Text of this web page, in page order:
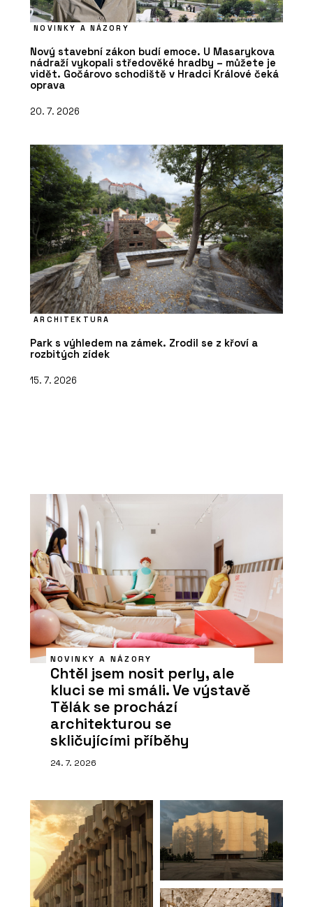
NOVINKY A NÁZORY
Nový stavební zákon budí emoce. U Masarykova
nádraží vykopali středověké hradby – můžete je
vidět. Gočárovo schodiště v Hradci Králové čeká
oprava
20. 7. 2026
ARCHITEKTURA
Park s výhledem na zámek. Zrodil se z křoví a
rozbitých zídek
15. 7. 2026
NOVINKY A NÁZORY
Chtěl jsem nosit perly, ale
kluci se mi smáli. Ve výstavě
Tělák se prochází
architekturou se
skličujícími příběhy
24. 7. 2026